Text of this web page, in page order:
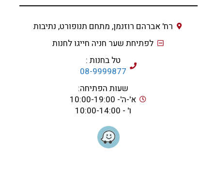
רח' אברהם רוזנמן, מתחם תנופורט, נתיבות
לפתיחת שער חניה חייגו לחנות
טל בחנות :
08-9999877
שעות הפתיחה:
א'-ה'- 10:00-19:00
ו' - 10:00-14:00